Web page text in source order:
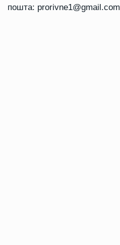
пошта: prorivne1@gmail.com